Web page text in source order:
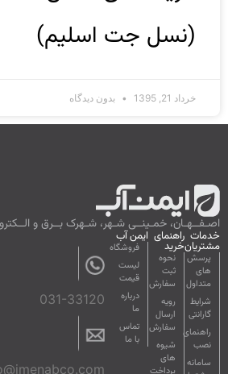
(نسل جت اسلیم)
خرداد 21, 1395 بدون دیدگاه
اصـفــهـان، خمـینــی شـهر، شـهرک بــرق و
خدمات
مشتریان
پرسش
های
متداول
شرایط
گارانتی
راهنمای
نصب
سامانه
راهنمای
خرید
نحوه
ثبت
سفارش
رویه
ارسال
سفارش
شیوه
های
پرداخت
ایمن آب
فروشگاه
لیست
قیمت
درباره
ما
تماس
با ما
031-33120